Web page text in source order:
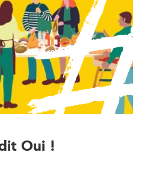
Oui !